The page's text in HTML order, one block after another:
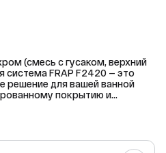
(смесь с гусаком, верхний
решение для вашей ванной
покрытию и
* Монтаж: настенный. *
прямой каскадный. *